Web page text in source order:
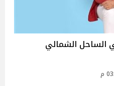
الساحل الشمالي